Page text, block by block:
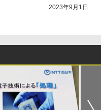
2023年9月1日